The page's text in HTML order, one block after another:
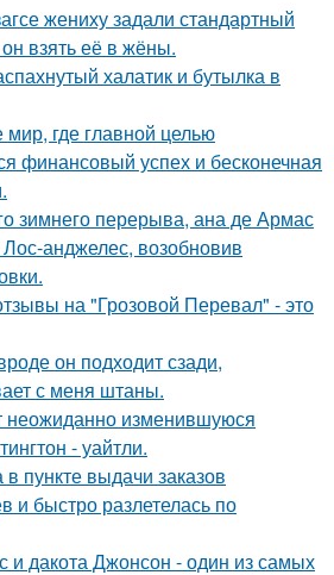
жениху задали стандартный
взять её в жёны.
халатик и бутылка в
мир, где главной целью
финансовый успех и бесконечная
зимнего перерыва, ана де Армас
анджелес, возобновив
на "Грозовой Перевал" - это
он подходит сзади,
с меня штаны.
неожиданно изменившуюся
- уайтли.
пункте выдачи заказов
и быстро разлетелась по
и дакота Джонсон - один из самых